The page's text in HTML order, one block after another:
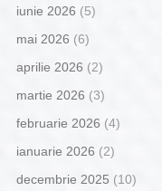
iunie 2026 (5)
mai 2026 (6)
aprilie 2026 (2)
martie 2026 (3)
februarie 2026 (4)
ianuarie 2026 (2)
decembrie 2025 (10)